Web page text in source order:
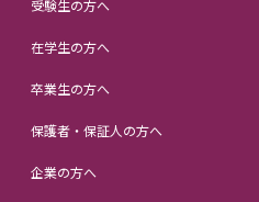
受験生の方へ
在学生の方へ
卒業生の方へ
保護者・保証人の方へ
企業の方へ